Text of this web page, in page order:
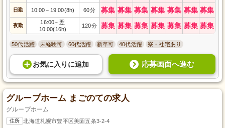
日勤 10:00 ～ 19:00(8h) 60分 募集 募集 募集 募集 募集 募集 募集
夜勤
16:00～翌
10:00(16h)
120分 募集 募集 募集 募集 募集 募集 募集
50代活躍 未経験可 60代活躍 新卒可 40代活躍 寮・社宅あり
お気に入り に追加 応募画面へ進む
グループホーム まごのての求人
グループホーム
住所 北海道札幌市豊平区美園五条3-2-4